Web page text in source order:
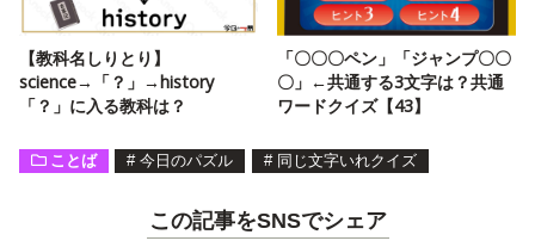
【教科名しりとり】
science→「？」→history
「？」に入る教科は？
「〇〇〇ペン」「ジャンプ〇〇
〇」←共通する3文字は？共通
ワードクイズ【43】
ことば # 今日のパズル # 同じ文字いれクイズ
この記事をSNSでシェア